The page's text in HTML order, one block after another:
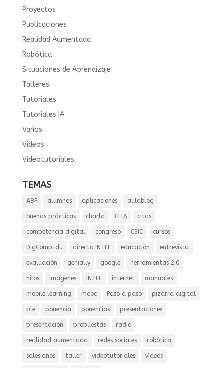
Proyectos
Publicaciones
Realidad Aumentada
Robótica
Situaciones de Aprendizaje
Talleres
Tutoriales
Tutoriales IA
Varios
Vídeos
Videotutoriales
TEMAS
ABP alumnos aplicaciones aulablog
buenas prácticas charla CITA citas
competencia digital congreso CSIC cursos
DigCompEdu directo INTEF educación entrevista
evaluación genially google herramientas 2.0
hilos imágenes INTEF internet manuales
mobile learning mooc Paso a paso pizarra digital
ple ponencia ponencias presentaciones
presentación propuestas radio
realidad aumentada redes sociales robótica
salesianos taller videotutoriales vídeos